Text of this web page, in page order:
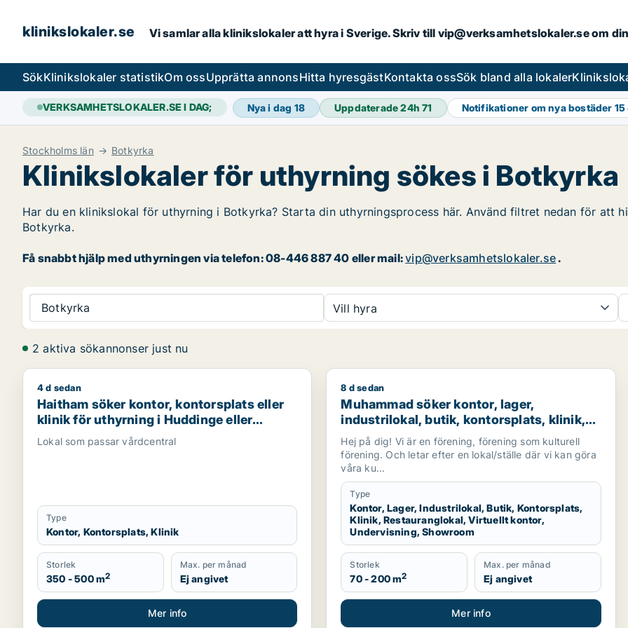
klinikslokaler.se Vi samlar alla klinikslokaler att hyra i Sverige. Skriv till vip@verksamhetslokaler.seom
SökKlinikslokaler statistikOm ossUpprätta annonsHitta hyresgästKontakta ossSök bland alla lokaler
VERKSAMHETSLOKALER.SE I DAG; Nya i dag 18 Uppdaterade 24h71 Notifikationer om nya bostäder 15
Stockholms län Botkyrka
Klinikslokaler för uthyrning sökes i Botkyrka
Har du en klinikslokal för uthyrning i Botkyrka? Starta din uthyrningsprocess här. Använd filtret nedan för att
Botkyrka.
Få snabbt hjälp med uthyrningen via telefon: 08-446 887 40 eller mail:vip@verksamhetslokaler.se.
Botkyrka Vill hyra
2 aktiva sökannonser just nu
Haitham söker kontor, kontorsplats eller klinik för uthyrning i Huddinge eller Botkyrka
4 d sedan
Haitham söker kontor, kontorsplats eller
klinik för uthyrning i Huddinge eller
Botkyrka
Lokal som passar vårdcentral
Type
Kontor, Kontorsplats, Klinik
Storlek
350 - 500 m2
Max. per månad
Ej angivet
Mer info
Muhammad söker kontor, lager, industrilokal,
8 d sedan
Muhammad söker kontor, lager,
industrilokal, butik, kontorsplats, klinik,
restauranglokal, virtuellt kontor,
undervisning eller showroom för
uthyrning i Botkyrka eller Södertälje
Hej på dig! Vi är en förening, förening som kulturell
förening. Och letar efter en lokal/ställe där vi kan göra
våra ku...
Type
Kontor, Lager, Industrilokal, Butik, Kontorsplats,
Klinik, Restauranglokal, Virtuellt kontor,
Undervisning, Showroom
Storlek
70 - 200 m2
Max. per månad
Ej angivet
Mer info